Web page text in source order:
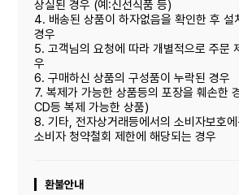
상실된 경우 (예:신선식품 등)
4. 배송된 상품이 하자없음을 확인한 후 설
경우
5. 고객님의 요청에 따라 개별적으로 주문
우
6. 구매하신 상품의 구성품이 누락된 경우
7. 복제가 가능한 상품등의 포장을 훼손한
CD등 복제 가능한 상품)
8. 기타, 전자상거래등에서의 소비자보호
소비자 청약철회 제한에 해당되는 경우
환불안내